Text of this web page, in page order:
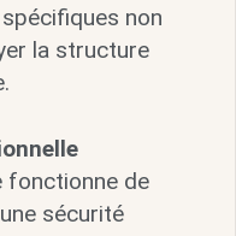
non
la structure
de
sécurité